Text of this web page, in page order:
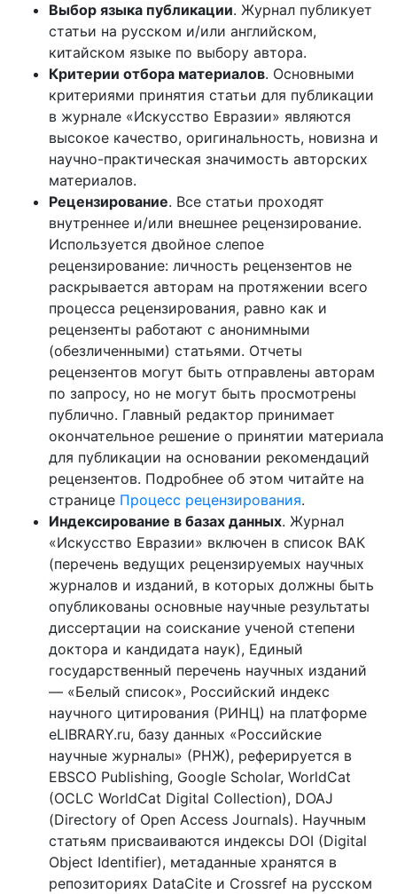
Выбор языка публикации. Журнал публикует
статьи на русском и/или английском,
китайском языке по выбору автора.
Критерии отбора материалов. Основными
критериями принятия статьи для публикации
в журнале «Искусство Евразии» являются
высокое качество, оригинальность, новизна и
научно-практическая значимость авторских
материалов.
Рецензирование. Все статьи проходят
внутреннее и/или внешнее рецензирование.
Используется двойное слепое
рецензирование: личность рецензентов не
раскрывается авторам на протяжении всего
процесса рецензирования, равно как и
рецензенты работают с анонимными
(обезличенными) статьями. Отчеты
рецензентов могут быть отправлены авторам
по запросу, но не могут быть просмотрены
публично. Главный редактор принимает
окончательное решение о принятии материала
для публикации на основании рекомендаций
рецензентов. Подробнее об этом читайте на
странице Процесс рецензирования.
Индексирование в базах данных. Журнал
«Искусство Евразии» включен в список ВАК
(перечень ведущих рецензируемых научных
журналов и изданий, в которых должны быть
опубликованы основные научные результаты
диссертации на соискание ученой степени
доктора и кандидата наук), Единый
государственный перечень научных изданий
— «Белый список», Российский индекс
научного цитирования (РИНЦ) на платформе
eLIBRARY.ru, базу данных «Российские
научные журналы» (РНЖ), реферируется в
EBSCO Publishing, Google Scholar, WorldCat
(OCLC WorldCat Digital Collection), DOAJ
(Directory of Open Access Journals). Научным
статьям присваиваются индексы DOI (Digital
Object Identifier), метаданные хранятся в
репозиториях DataCite и Crossref на русском